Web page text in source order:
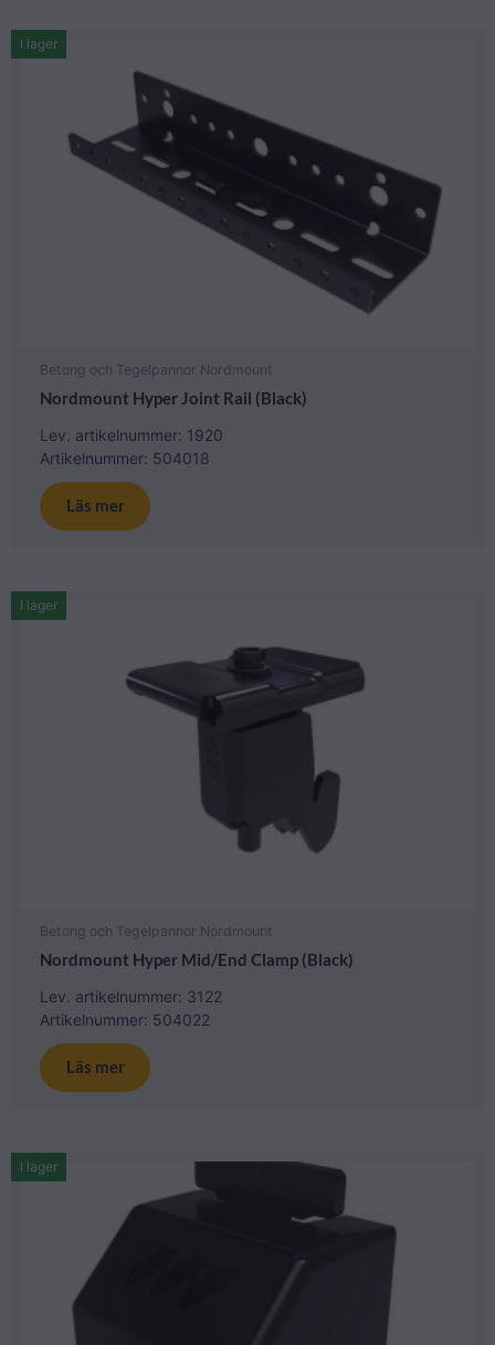
Betong och Tegelpannor Nordmount
Nordmount Hyper Joint Rail (Black)
Lev. artikelnummer: 1920
Artikelnummer: 504018
I lager
Läs mer
Betong och Tegelpannor Nordmount
Nordmount Hyper Mid/End Clamp (Black)
Lev. artikelnummer: 3122
Artikelnummer: 504022
I lager
Läs mer
I lager